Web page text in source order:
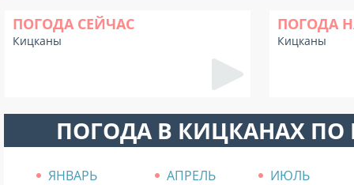
ПОГОДА СЕЙЧАС
Кицканы
ПОГОДА
Кицканы
ПОГОДА В КИЦКАНАХ
ЯНВАРЬ АПРЕЛЬ
ИЮЛЬ